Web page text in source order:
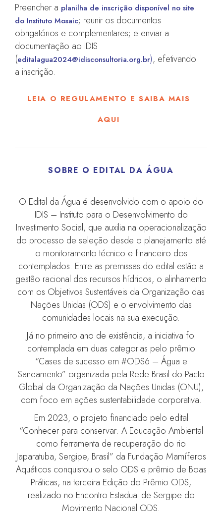
Preencher a planilha de inscrição disponível no site
do Instituto Mosaic; reunir os documentos
obrigatórios e complementares; e enviar a
documentação ao IDIS
(editalagua2024@idisconsultoria.org.br), efetivando
a inscrição.
LEIA O REGULAMENTO E SAIBA MAIS
AQUI
SOBRE O EDITAL DA ÁGUA
O Edital da Água é desenvolvido com o apoio do
IDIS – Instituto para o Desenvolvimento do
Investimento Social, que auxilia na operacionalização
do processo de seleção desde o planejamento até
o monitoramento técnico e financeiro dos
contemplados. Entre as premissas do edital estão a
gestão racional dos recursos hídricos, o alinhamento
com os Objetivos Sustentáveis da Organização das
Nações Unidas (ODS) e o envolvimento das
comunidades locais na sua execução.
Já no primeiro ano de existência, a iniciativa foi
contemplada em duas categorias pelo prêmio
“Cases de sucesso em #ODS6 – Água e
Saneamento” organizada pela Rede Brasil do Pacto
Global da Organização da Nações Unidas (ONU),
com foco em ações sustentabilidade corporativa.
Em 2023, o projeto financiado pelo edital
“Conhecer para conservar: A Educação Ambiental
como ferramenta de recuperação do rio
Japaratuba, Sergipe, Brasil” da Fundação Mamíferos
Aquáticos conquistou o selo ODS e prêmio de Boas
Práticas, na terceira Edição do Prêmio ODS,
realizado no Encontro Estadual de Sergipe do
Movimento Nacional ODS.